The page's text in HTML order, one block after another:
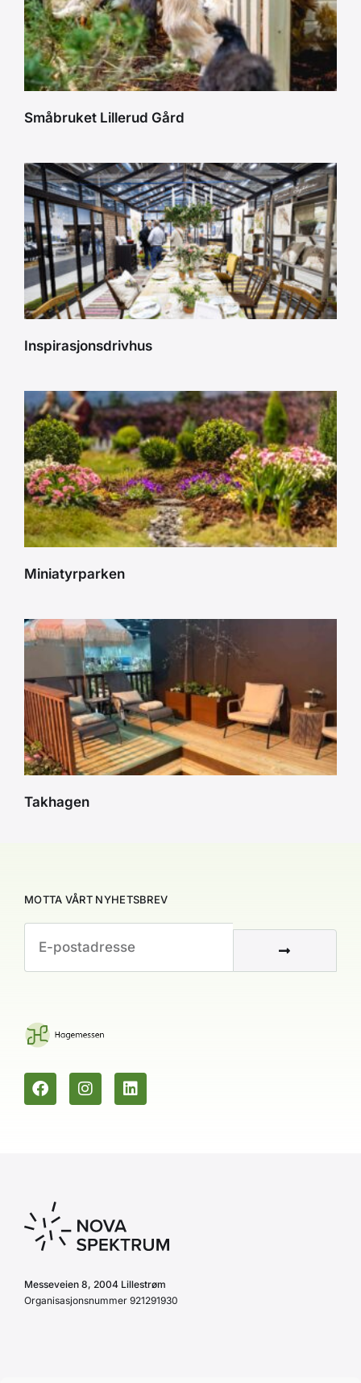
Småbruket Lillerud Gård
Inspirasjonsdrivhus
Miniatyrparken
Takhagen
MOTTA VÅRT NYHETSBREV
Messeveien 8, 2004 Lillestrøm
Organisasjonsnummer 921291930